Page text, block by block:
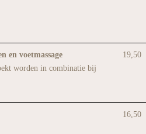
en voetmassage
worden in combinatie bij
19,50
16,50